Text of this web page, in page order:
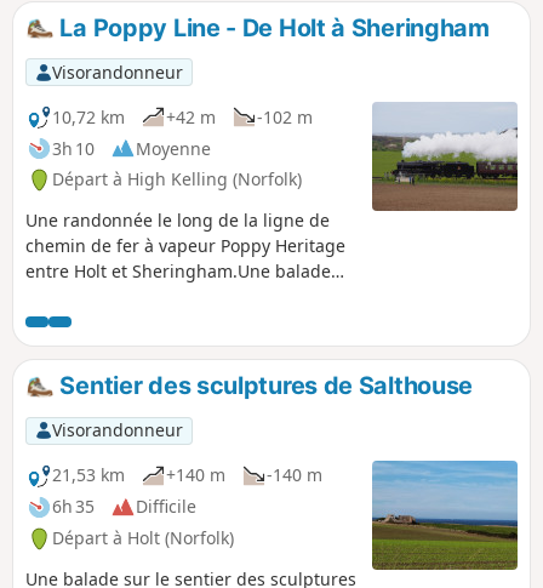
p
La Poppy Line - De Holt à Sheringham
Visorandonneur
10,72 km
+42 m
-102 m
3h 10
Moyenne
Départ à High Kelling (Norfolk)
Une randonnée le long de la ligne de
chemin de fer à vapeur Poppy Heritage
entre Holt et Sheringham.Une balade
Poppy de Holt à Sheringham. Le
paysage varié que cet itinéraire traverse
comprend des landes, des bois et le
littoral, avec le train à vapeur
omniprésent, toujours à portée de vue
ou d'oreille. Une excellente façon de voir
les locomotives à pleine vapeur, avec un
retour en train sur cette ligne
ferroviaire emblématique. Le meilleur
endroit pour observer les locomotives
de près est le passage à niveau de
Sentier des sculptures de Salthouse
Visorandonneur
21,53 km
+140 m
-140 m
6h 35
Difficile
Départ à Holt (Norfolk)
Une balade sur le sentier des sculptures